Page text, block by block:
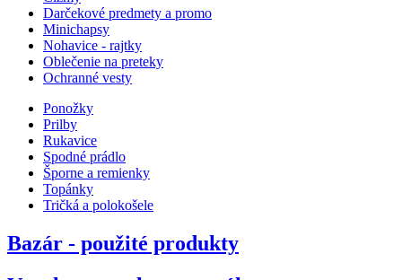
Darčekové predmety a promo
Minichapsy
Nohavice - rajtky
Oblečenie na preteky
Ochranné vesty
Ponožky
Prilby
Rukavice
Spodné prádlo
Šporne a remienky
Topánky
Tričká a polokošele
Bazár - použité produkty